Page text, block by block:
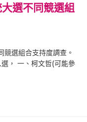
選不同競選組
選組合支持度調查。
， 一、柯文哲(可能參